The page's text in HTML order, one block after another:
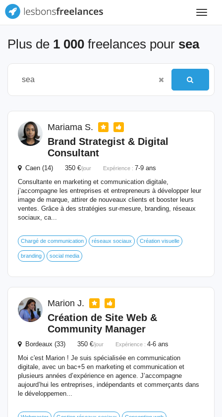
Toggle
Plus de 1 000 freelances pour sea
Mariama S.
Brand Strategist & Digital
Consultant
Caen (14) 350 €/jour Expérience : 7-9 ans
Consultante en marketing et communication digitale,
j’accompagne les entreprises et entrepreneurs à développer leur
image de marque, attirer de nouveaux clients et booster leurs
ventes. Grâce à des stratégies sur-mesure, branding, réseaux
sociaux, ca...
Chargé de communication réseaux sociaux Création visuelle
branding social media
Marion J.
Création de Site Web &
Community Manager
Bordeaux (33) 350 €/jour Expérience : 4-6 ans
Moi c'est Marion ! Je suis spécialisée en communication
digitale, avec un bac+5 en marketing et communication et
plusieurs années d’expérience en agence. J’accompagne
aujourd’hui les entreprises, indépendants et commerçants dans
le développemen...